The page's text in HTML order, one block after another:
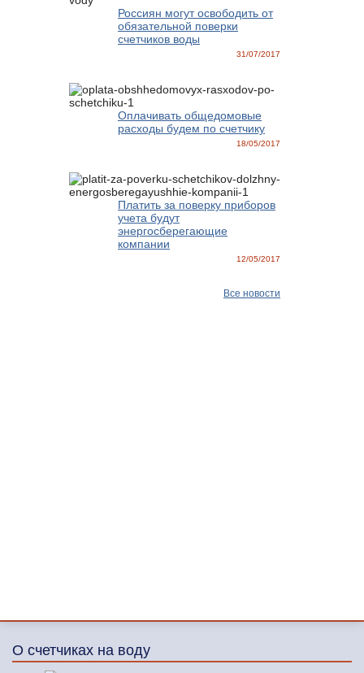
Россиян могут освободить от
обязательной поверки
счетчиков воды
31/07/2017
Оплачивать общедомовые
расходы будем по счетчику
18/05/2017
Платить за поверку приборов
учета будут
энергосберегающие
компании
12/05/2017
Все новости
О счетчиках на воду